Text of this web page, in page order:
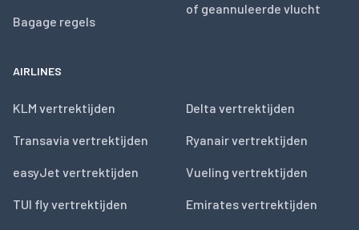
Bagage regels
of geannuleerde vlucht
AIRLINES
KLM vertrektijden
Transavia vertrektijden
easyJet vertrektijden
TUI fly vertrektijden
Delta vertrektijden
Ryanair vertrektijden
Vueling vertrektijden
Emirates vertrektijden